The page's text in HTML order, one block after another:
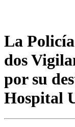
La
dos
por su
Hospital